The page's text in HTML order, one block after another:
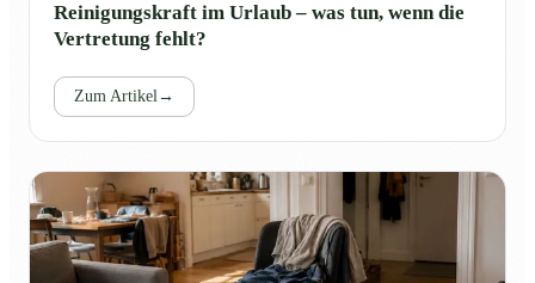
Reinigungskraft im Urlaub – was tun, wenn die
Vertretung fehlt?
Zum Artikel→